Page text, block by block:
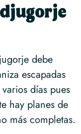
debe
escapadas
días pues
hay planes de
más completas.